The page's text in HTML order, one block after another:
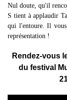
Nul doute, qu'il
S tient à applaudir
qui l'entoure. Il
représentation !
Rendez-vous
du festival